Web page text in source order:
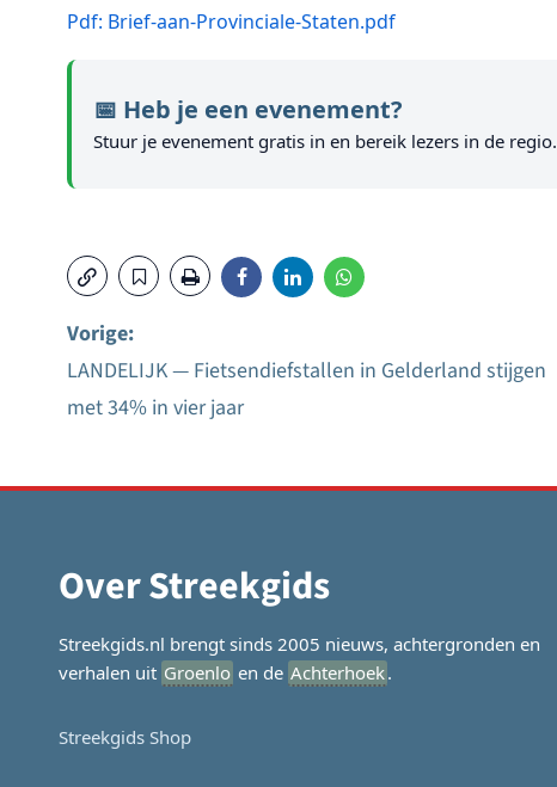
Pdf: Brief-aan-Provinciale-Staten.pdf
📅 Heb je een evenement?
Stuur je evenement gratis in en bereik lezers in de regio.
Bericht
Vorige:
LANDELIJK — Fietsendiefstallen in Gelderland stijgen
met 34% in vier jaar
Over Streekgids
Streekgids.nl brengt sinds 2005 nieuws, achtergronden en
verhalen uit Groenlo en de Achterhoek.
Streekgids Shop